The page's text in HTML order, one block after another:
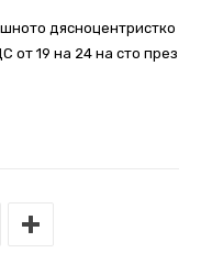
дясноцентристко
от 19 на 24 на сто през